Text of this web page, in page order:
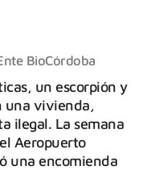
BioCórdoba
un escorpión y
una vivienda,
ilegal. La semana
Aeropuerto
una encomienda